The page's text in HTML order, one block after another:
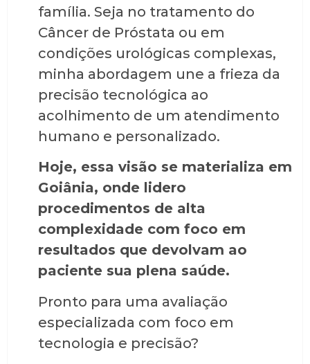
família. Seja no tratamento do
Câncer de Próstata ou em
condições urológicas complexas,
minha abordagem une a frieza da
precisão tecnológica ao
acolhimento de um atendimento
humano e personalizado.
Hoje, essa visão se materializa em
Goiânia, onde lidero
procedimentos de alta
complexidade com foco em
resultados que devolvam ao
paciente sua plena saúde.
Pronto para uma avaliação
especializada com foco em
tecnologia e precisão?